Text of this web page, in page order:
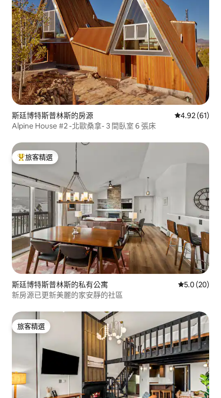
斯廷博特斯普林斯的房源 從 61 則評價
4.92 (61)
Alpine House #2 -北歐桑拿- 3 間臥室 6 張床
旅客精選榜首
旅客精選
斯廷博特斯普林斯的私有公寓 從 20 則評
5.0 (20)
新房源已更新美麗的家安靜的社區
旅客精選
旅客精選